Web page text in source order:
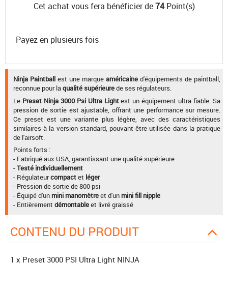
Cet achat vous fera bénéficier de74Point(s)
Payez en plusieurs fois
Ninja Paintball est une marque américaine d'équipements de paintball,
reconnue pour laqualité supérieurede ses régulateurs.
Le Preset Ninja 3000 Psi Ultra Lightest un équipement ultra fiable. Sa
pression de sortie est ajustable, offrant une performance sur mesure.
Ce preset est une variante plus légère, avec des caractéristiques
similaires à la version standard, pouvant être utilisée dans la pratique
de l'airsoft.
Points forts :
- Fabriqué aux USA, garantissant une qualité supérieure
-Testé individuellement
- Régulateurcompactet léger
- Pression de sortie de 800 psi
- Équipé d'un mini manomètreet d'un mini fill nipple
- Entièrement démontableet livré graissé
CONTENU DU PRODUIT
1 x Preset 3000 PSI Ultra Light NINJA